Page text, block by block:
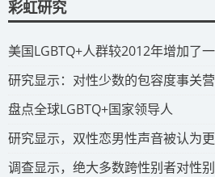
彩虹研究
美国LGBTQ+人群较2012年增加了
研究显示：对性少数的包容度事关
​盘点全球LGBTQ+国家领导人
研究显示，双性恋男性声音被认为
调查显示，绝大多数跨性别者对性